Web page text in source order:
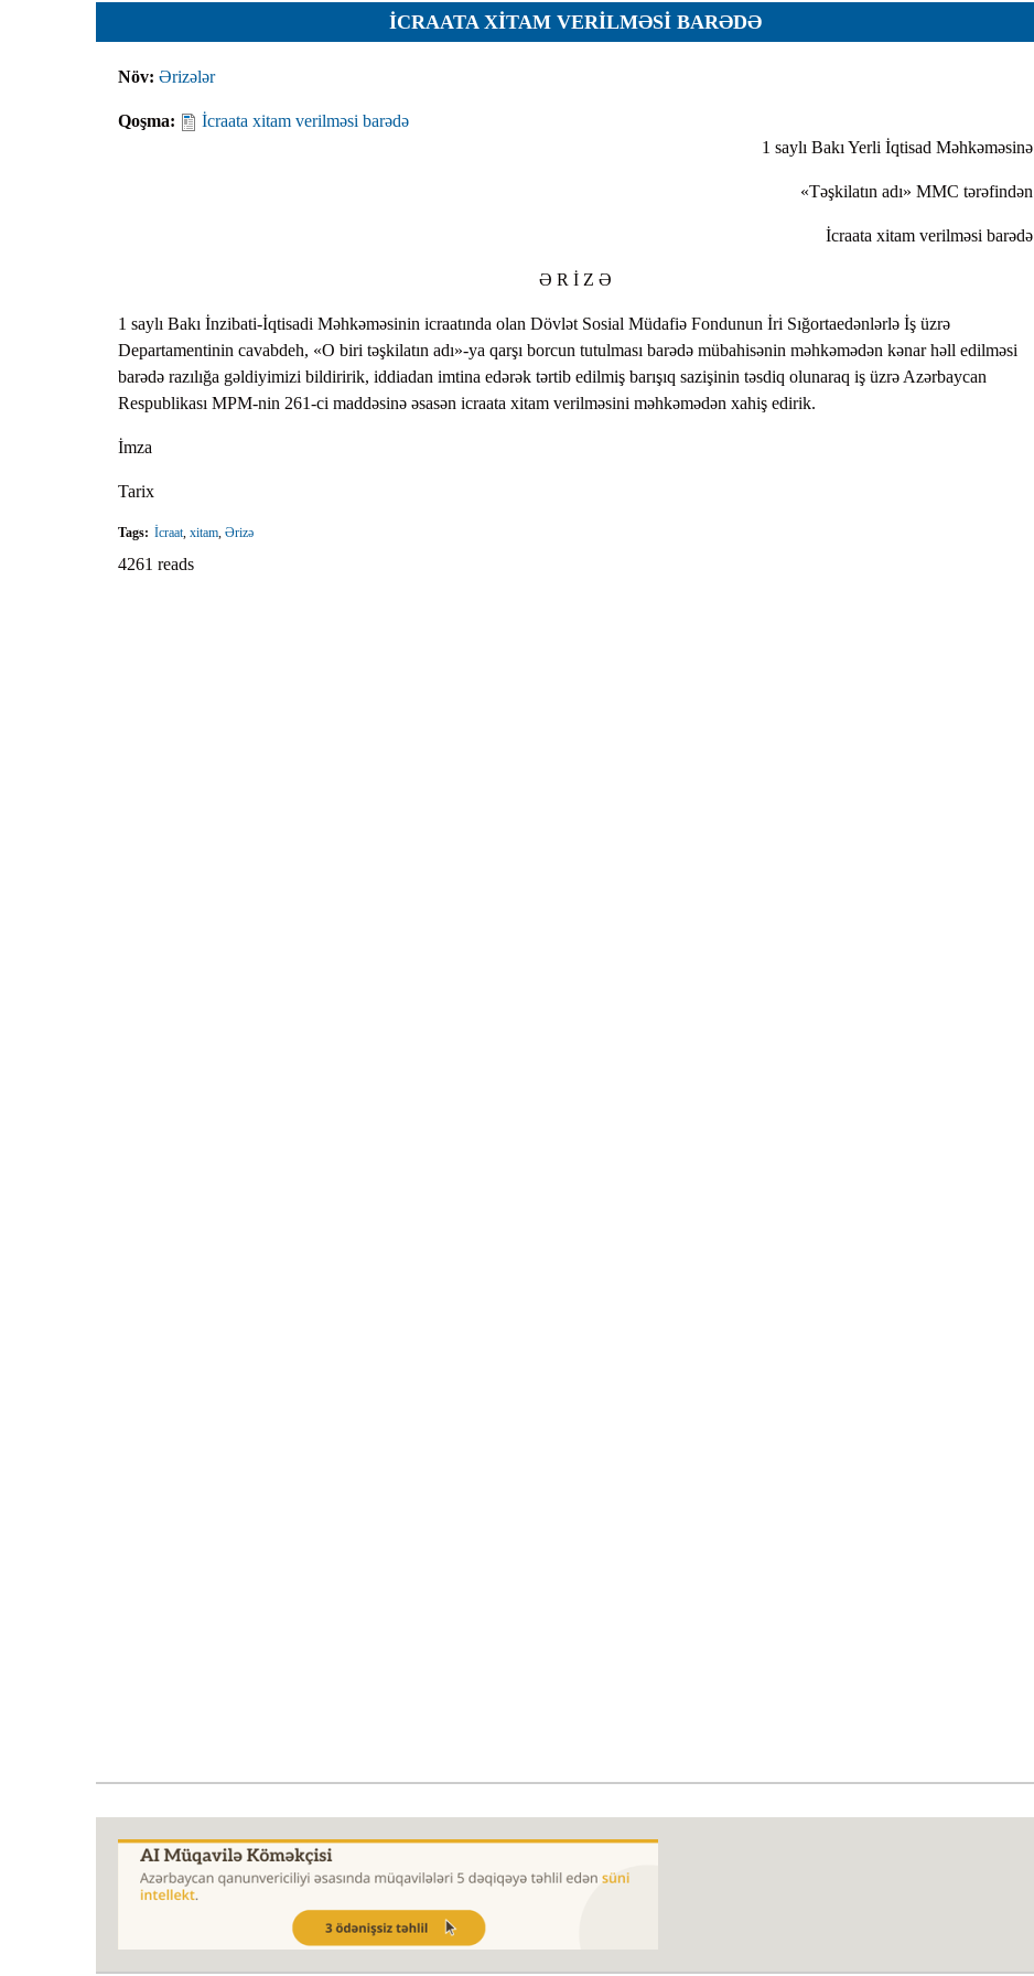
Planlar
Vəsatətlər
İCRAATA XITAM VERILMƏSI BARƏDƏ
Növ: Ərizələr
Qoşma:
İcraata xitam verilməsi barədə
1 saylı Bakı Yerli İqtisad Məhkəməsinə
«Təşkilatın adı» MMC tərəfindən
İcraata xitam verilməsi barədə
Ə R İ Z Ə
1 saylı Bakı İnzibati-İqtisadi Məhkəməsinin icraatında olan Dövlət Sosial Müdafiə Fondunun İri Sığortaedənlərlə İş üzrə
Departamentinin cavabdeh, «O biri təşkilatın adı»-ya qarşı borcun tutulması barədə mübahisənin məhkəmədən kənar həll edilməsi
barədə razılığa gəldiyimizi bildiririk, iddiadan imtina edərək tərtib edilmiş barışıq sazişinin təsdiq olunaraq iş üzrə Azərbaycan
Respublikası MPM-nin 261-ci maddəsinə əsasən icraata xitam verilməsini məhkəmədən xahiş edirik.
İmza
Tarix
Tags: İcraat, xitam, Ərizə
4261 reads